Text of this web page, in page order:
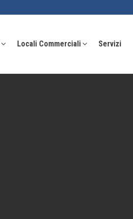
Locali Commerciali Servizi